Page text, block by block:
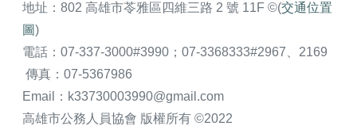
地址：802 高雄市苓雅區四維三路 2 號 11F ©(交通位置
圖)
電話：07-337-3000#3990；07-3368333#2967、2169
傳真：07-5367986
Email：k33730003990@gmail.com
高雄市公務人員協會 版權所有 ©2022